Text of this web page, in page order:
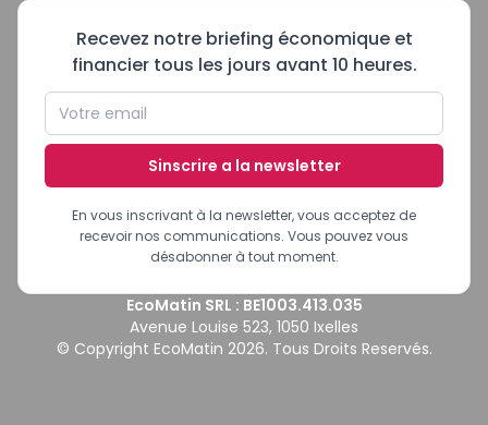
Recevez notre briefing économique et
financier tous les jours avant 10 heures.
Sinscrire a la newsletter
En vous inscrivant à la newsletter, vous acceptez de
recevoir nos communications. Vous pouvez vous
désabonner à tout moment.
EcoMatin SRL : BE1003.413.035
Avenue Louise 523, 1050 Ixelles
© Copyright EcoMatin 2026. Tous Droits Reservés.